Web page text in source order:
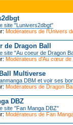
site "Lunivers2dbgt"
Modérateurs de l'Univers
de Dragon Ball
site "Au coeur de Dragon
Modérateurs d'Au cœur de
Multiverse
DBM et voir ses
Modérateurs de Dragon
DBZ
site "Fan Manga DBZ"
Modérateurs de Fan